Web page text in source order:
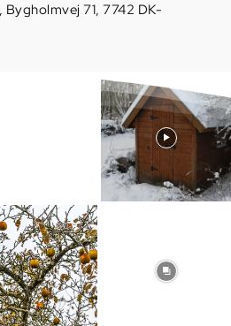
Bygholmvej 71, 7742 DK-